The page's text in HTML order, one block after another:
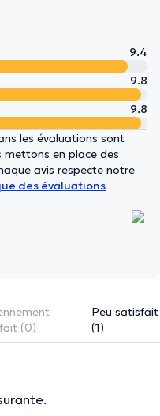
9.4
9.8
9.8
les évaluations sont
mettons en place des
avis respecte notre
des évaluations
(0)
Peu satisfait
(1)